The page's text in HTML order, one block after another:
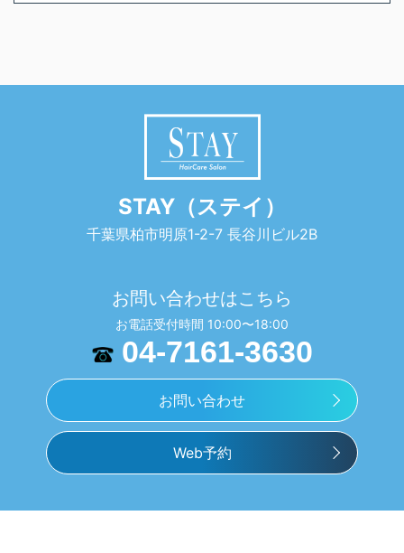
STAY（ステイ）
千葉県柏市明原1-2-7 長谷川ビル2B
お問い合わせはこちら
お電話受付時間 10:00〜18:00
04-7161-3630
お問い合わせ
Web予約